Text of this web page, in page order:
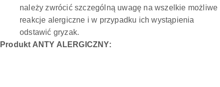
należy zwrócić szczególną uwagę na wszelkie możliwe
reakcje alergiczne i w przypadku ich wystąpienia
odstawić gryzak.
Produkt ANTY ALERGICZNY: